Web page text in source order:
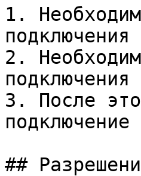
1.
2.
3. После
##